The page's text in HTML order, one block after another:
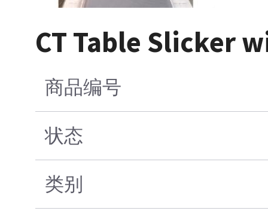
CT Table Slicker
商品编号
状态
类别